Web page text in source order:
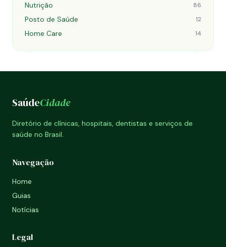
Nutrição 86
Posto de Saúde 12
Home Care 14
SaúdeCidade
Diretório de clínicas, hospitais, dentistas e serviços de
saúde no Brasil.
Navegação
Home
Guias
Notícias
Legal